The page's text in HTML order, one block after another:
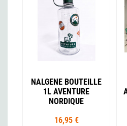
NALGENE BOUTEILLE
1L AVENTURE
NORDIQUE
16,95 €